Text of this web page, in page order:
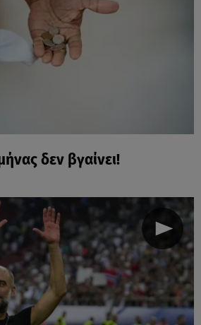
δεν βγαίνει!